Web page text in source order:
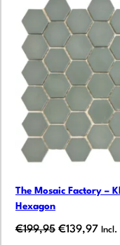
The Mosaic Factory –
Hexagon
€199,95 €139,97